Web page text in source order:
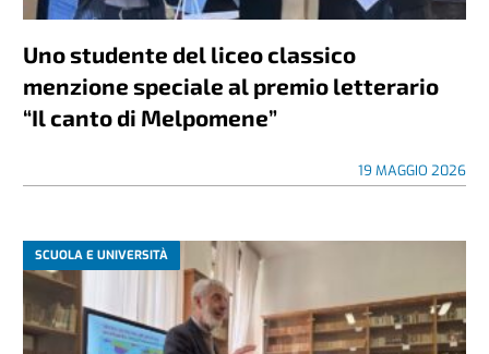
Uno studente del liceo classico
menzione speciale al premio letterario
“Il canto di Melpomene”
19 MAGGIO 2026
SCUOLA E UNIVERSITÀ